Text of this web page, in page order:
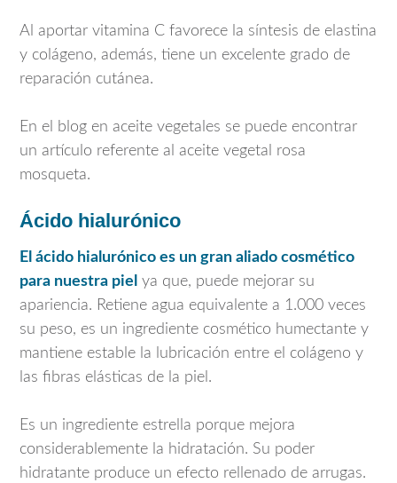
Al aportar vitamina C favorece la síntesis de elastina
y colágeno, además, tiene un excelente grado de
reparación cutánea.
En el blog en aceite vegetales se puede encontrar
un artículo referente al aceite vegetal rosa
mosqueta.
Ácido hialurónico
El ácido hialurónico es un gran aliado cosmético
para nuestra piel ya que, puede mejorar su
apariencia. Retiene agua equivalente a 1.000 veces
su peso, es un ingrediente cosmético humectante y
mantiene estable la lubricación entre el colágeno y
las fibras elásticas de la piel.
Es un ingrediente estrella porque mejora
considerablemente la hidratación. Su poder
hidratante produce un efecto rellenado de arrugas.